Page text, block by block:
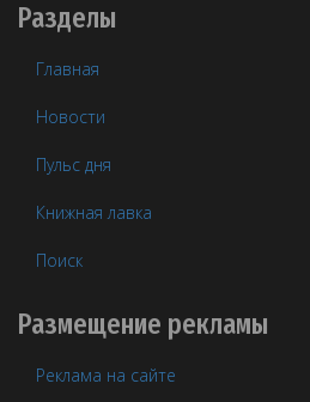
Разделы
Главная
Новости
Пульс дня
Книжная лавка
Поиск
Размещение рекламы
Реклама на сайте